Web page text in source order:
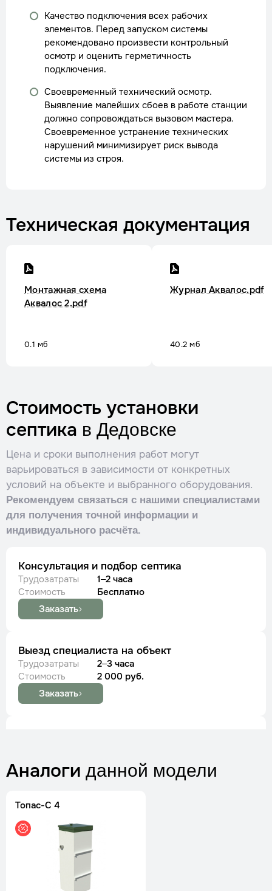
Качество подключения всех рабочих
элементов. Перед запуском системы
рекомендовано произвести контрольный
осмотр и оценить герметичность
подключения.
Своевременный технический осмотр.
Выявление малейших сбоев в работе станции
должно сопровождаться вызовом мастера.
Своевременное устранение технических
нарушений минимизирует риск вывода
системы из строя.
Техническая документация
Монтажная схема
Аквалос 2.pdf
0.1 мб
Журнал Аквалос.pdf
40.2 мб
Стоимость установки
септика в Дедовске
Цена и сроки выполнения работ могут
варьироваться в зависимости от конкретных
условий на объекте и выбранного оборудования.
Рекомендуем связаться с нашими специалистами
для получения точной информации и
индивидуального расчёта.​
Консультация и подбор септика
Трудозатраты
1–2 часа
Стоимость
Бесплатно
Заказать
Выезд специалиста на объект
Трудозатраты
2–3 часа
Стоимость
2 000 руб.
Заказать
по запросу
Заказать
Установка септика Волгарь
Трудозатраты
Стоимость
Аналоги данной модели
Топас-С 4